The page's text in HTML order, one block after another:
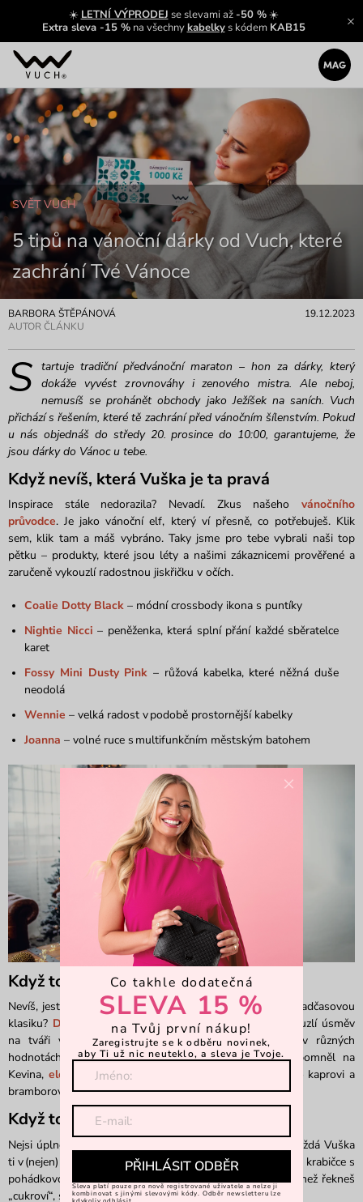
☀️ LETNÍ VÝPRODEJ se slevami až -50 %☀️
Extra sleva -15 %na všechnykabelkys kódem KAB15
SVĚT VUCH
5 tipů na vánoční dárky od Vuch, které
zachrání Tvé Vánoce
19.12.2023
BARBORA ŠTĚPÁNOVÁ
AUTOR ČLÁNKU
S tartuje tradiční předvánoční maraton – hon za dárky, který
dokáže vyvést z rovnováhy i zenového mistra. Ale neboj,
nemusíš se prohánět obchody jako Ježíšek na saních. Vuch
přichází s řešením, které tě zachrání před vánočním šílenstvím. Pokud
u nás objednáš do středy 20. prosince do 10:00, garantujeme, že
jsou dárky do Vánoc u tebe.
Když nevíš, která Vuška je ta pravá
Inspirace stále nedorazila? Nevadí. Zkus našehovánočního
průvodce. Je jako vánoční elf, který ví přesně, co potřebuješ. Klik
sem, klik tam a máš vybráno. Taky jsme pro tebe vybrali naši top
pětku – produkty, které jsou léty a našimi zákaznicemi prověřené a
zaručeně vykouzlí radostnou jiskřičku v očích.
Coalie Dotty Black – módní crossbody ikona s puntíky
Nightie Nicci – peněženka, která splní přání každé sběratelce
karet
Fossy Mini Dusty Pink – růžová kabelka, které něžná duše
neodolá
Wennie – velká radost v podobě prostornější kabelky
Joanna – volné ruce s multifunkčním městským batohem
Když to nechceš riskovat
Nevíš, jestli fandí barvám a puntíkům nebo si potrpí na nadčasovou
klasiku? D Vucher je zaručená radost, která vykouzlí úsměv
na tváři všem blízkým. Vybrat si můžeš z poukazů v různých
hodnotách. A pokud jsi Ježíšek opozdilec nebo jsi zapomněl na
Kevina, elektronický Vucher
je tu pro Tebe kdykoliv. I po kaprovi a
bramborovém salátu.
Když to nechceš zabalit
Nejsi úplně profesionální balič? I na tohle jsme mysleli. Každá Vuška
ti v(nejen) předvánočním období přijde ve vánoční dárkové krabičce s
pohádkovou mašlí
dřív, než řekneš
„cukroví“, se ti vrhne kolem krku.
×
Co takhle dodatečná
SLEVA 15 %
na Tvůj první nákup!
Zaregistrujte se k odběru novinek,
aby Ti už nic neuteklo, a sleva je Tvoje.
PŘIHLÁSIT ODBĚR
Sleva platí pouze pro nově registrované uživatele a nelze ji
kombinovat s jinými slevovými kódy. Odběr newsletteru lze